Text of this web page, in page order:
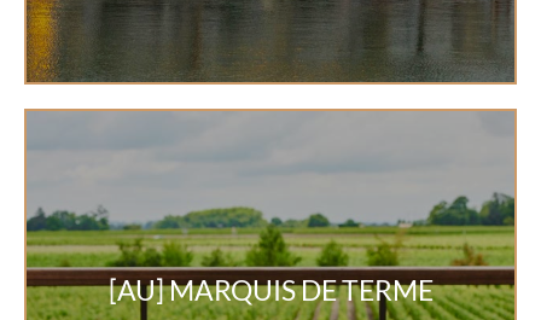
[AU] MARQUIS DE TERME